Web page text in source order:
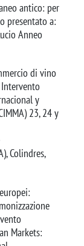
antico: per
presentato a:
Anneo
di vino
y
23, 24 y
Colindres,
Markets: